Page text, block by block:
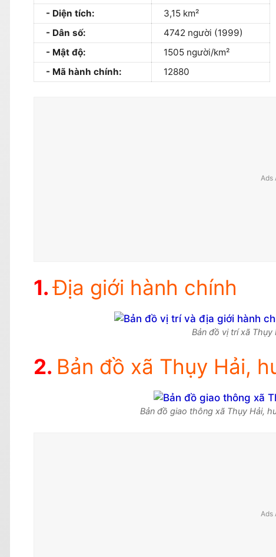
Diện tích:
3,15 km²
Dân số:
4742 người (1999)
Mật độ:
1505 người/km²
Mã hành chính:
12880
Địa giới hành chính
Bản đồ vị trí xã Thụy
Bản đồ xã Thụy Hải,
Bản đồ giao thông xã Thụy Hải,